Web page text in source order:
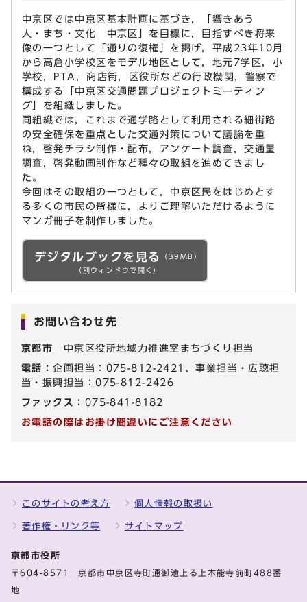
中京区では中京区基本計画に基づき，「響きあう
人・まち・文化 中京区」を目標に，目指すべき将来
像の一つとして「通りの復権」を掲げ，平成23年10月
から高倉小学校区をモデル地区として，地元7学区，小
学校，PTA，商店街，区役所などの行政機関，警察で
構成する「中京区交通問題プロジェクトミーティン
グ」を組織しました。
同組織では，これまで通学路として利用される細街路
の安全確保を重点とした交通対策について議論を重
ね，啓発チラシ制作・配布，アンケート調査，交通量
調査，啓発動画制作など種々の取組を進めてきまし
た。
今回はその取組の一つとして，中京区民をはじめとす
る多くの市民の皆様に，よりご理解いただけるように
マンガ冊子を制作しました。
デジタルブックを見る
（39MB）
（別ウィンドウで開く）
お問い合わせ先
京都市 中京区役所地域力推進室まちづくり担当
電話：企画担当：075-812-2421、事業担当・広聴担
当・振興担当：075-812-2426
ファックス： 075-841-8182
お電話の際はお掛け間違いにご注意ください
このサイトの考え方 個人情報の取扱い
著作権・リンク等 サイトマップ
京都市役所
〒604-8571 京都市中京区寺町通御池上る上本能寺前町488番
地